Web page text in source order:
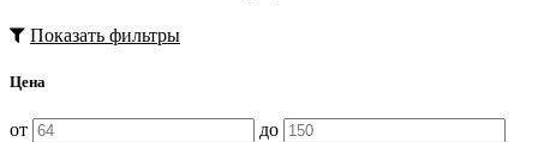
Показать фильтры
Цена
от
до